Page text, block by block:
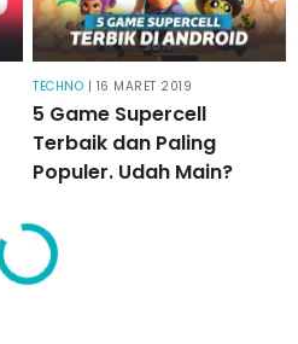
TECHNO | 16 MARET 2019
5 Game Supercell
Terbaik dan Paling
Populer. Udah Main?